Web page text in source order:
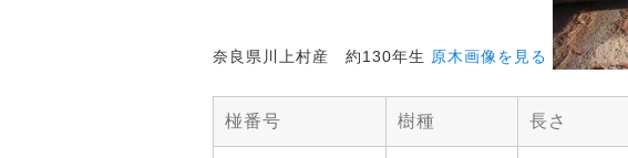
奈良県川上村産 約130年生 原木画像を見る
椪番号 樹種 長さ